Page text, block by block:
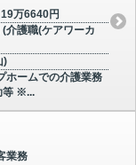
万6640円
介護職(ケアワーカ
)
ホームでの介護業務
等 ※...
業務